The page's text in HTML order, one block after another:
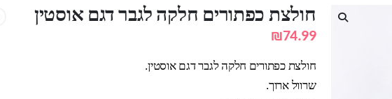
חולצת כפתורים חלקה לגבר דגם אוסטין
₪74.99
חולצת כפתורים חלקה לגבר דגם אוסטין.
שרוול ארוך.